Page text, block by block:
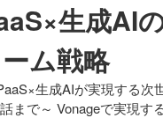
生成AI
ム戦略
生成AIが実現する
まで～ Vonageで実現